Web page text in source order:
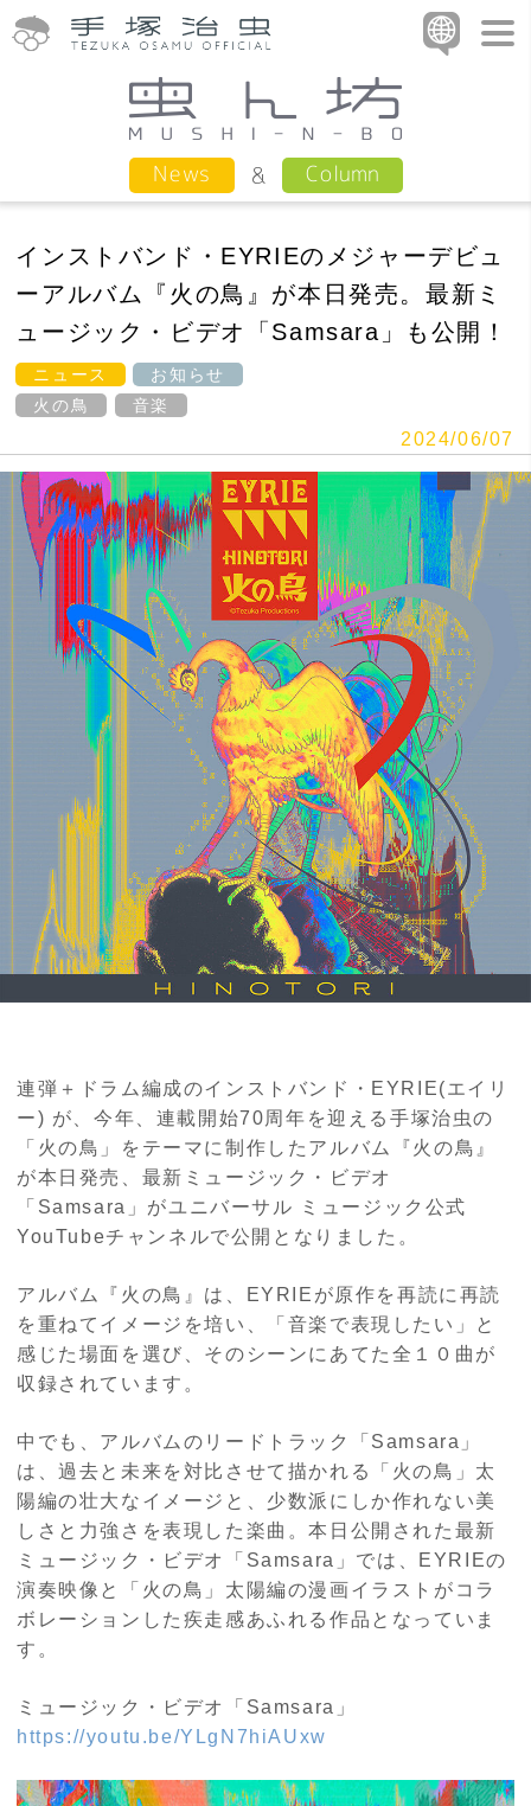
News Column
インストバンド・EYRIEのメジャーデビュ
ーアルバム『火の鳥』が本日発売。最新ミ
ュージック・ビデオ「Samsara」も公開！
ニュース
お知らせ
火の鳥
音楽
2024/06/07
連弾＋ドラム編成のインストバンド・EYRIE(エイリ
ー) が、今年、連載開始70周年を迎える手塚治虫の
「火の鳥」をテーマに制作したアルバム『火の鳥』
が本日発売、最新ミュージック・ビデオ
「Samsara」がユニバーサル ミュージック公式
YouTubeチャンネルで公開となりました。
アルバム『火の鳥』は、EYRIEが原作を再読に再読
を重ねてイメージを培い、「音楽で表現したい」と
感じた場面を選び、そのシーンにあてた全１０曲が
収録されています。
中でも、アルバムのリードトラック「 Samsara 」
は、過去と未来を対比させて描かれる「火の鳥」太
陽編の壮大なイメージと、少数派にしか作れない美
しさと力強さを表現した楽曲。本日公開された最新
ミュージック・ビデオ「 Samsara 」では、 EYRIEの
演奏映像と「火の鳥」太陽編の漫画イラストがコラ
ボレーションした疾走感あふれる作品となっていま
す。
ミュージック・ビデオ「 Samsara 」
https://youtu.be/YLgN7hiAUxw